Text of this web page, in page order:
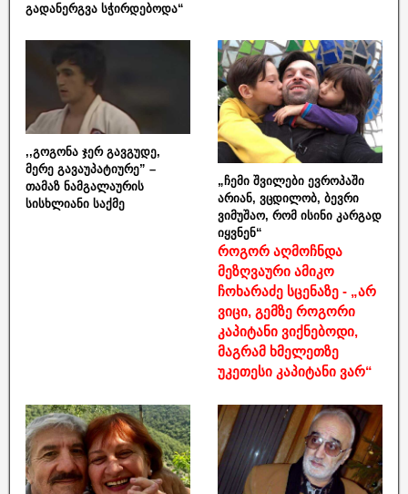
გადანერგვა სჭირდებოდა“
,,გოგონა ჯერ გავგუდე,
მერე გავაუპატიურე” –
თამაზ ნამგალაურის
სისხლიანი საქმე
„ჩემი შვილები ევროპაში
არიან, ვცდილობ, ბევრი
ვიმუშაო, რომ ისინი კარგად
იყვნენ“
როგორ აღმოჩნდა
მეზღვაური ამიკო
ჩოხარაძე სცენაზე - „არ
ვიცი, გემზე როგორი
კაპიტანი ვიქნებოდი,
მაგრამ ხმელეთზე
უკეთესი კაპიტანი ვარ“